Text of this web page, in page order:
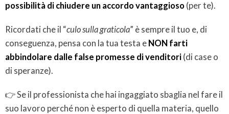
possibilità di chiudere un accordo vantaggioso (per te).
Ricordati che il “culo sulla graticola” è sempre il tuo e, di
conseguenza, pensa con la tua testa e NON farti
abbindolare dalle false promesse di venditori (di case o
di speranze).
👉 Se il professionista che hai ingaggiato sbaglia nel fare il
suo lavoro perché non è esperto di quella materia, quello